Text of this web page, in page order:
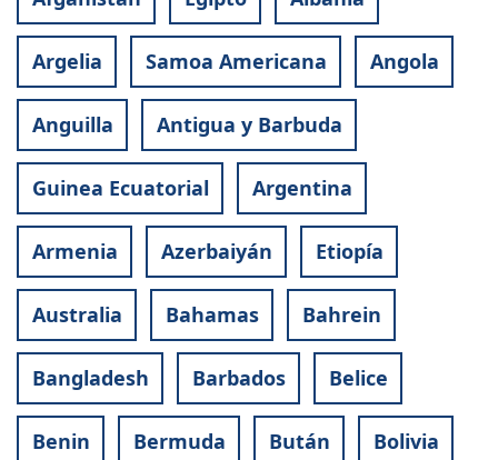
Argelia Samoa Americana Angola
Anguilla Antigua y Barbuda
Guinea Ecuatorial Argentina
Armenia Azerbaiyán Etiopía
Australia Bahamas Bahrein
Bangladesh Barbados Belice
Benin Bermuda Bután Bolivia